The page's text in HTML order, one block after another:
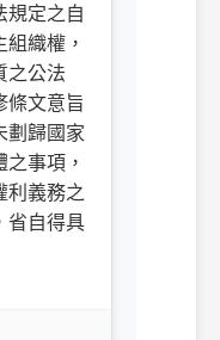
規定之自
織權，
之公法
條文意旨
劃歸國家
事項，
利義務之
省自得具